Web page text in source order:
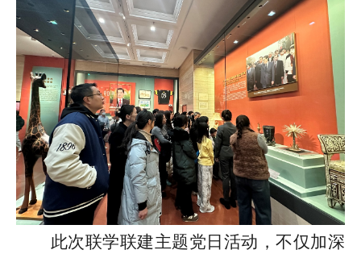
此次联学联建主题党日活动，不仅加深